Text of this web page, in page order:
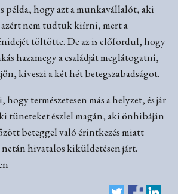
példa, hogy azt a munkavállalót, aki
nem tudtuk kiírni, mert a
töltötte. De az is előfordul, hogy
hazamegy a családját meglátogatni,
kiveszi a két hét betegszabadságot.
hogy természetesen más a helyzet, és jár
tüneteket észlel magán, aki önhibáján
beteggel való érintkezés miatt
hivatalos kiküldetésen járt.